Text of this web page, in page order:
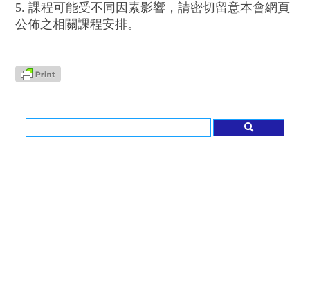
5. 課程可能受不同因素影響，請密切留意本會網頁
公佈之相關課程安排。